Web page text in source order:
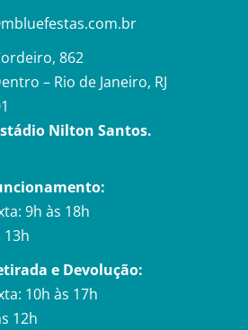
862
– Rio de Janeiro, RJ
Nilton Santos.
9h às 18h
13h
e Devolução:
10h às 17h
12h